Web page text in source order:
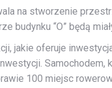
na stworzenie
budynku “O” będą
jakie oferuje
100 miejsc